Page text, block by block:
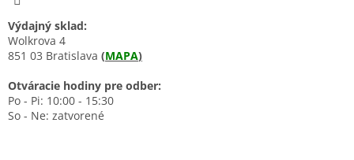
Výdajný sklad:
Wolkrova 4
851 03 Bratislava (MAPA)
Otváracie hodiny pre odber:
Po - Pi: 10:00 - 15:30
So - Ne: zatvorené